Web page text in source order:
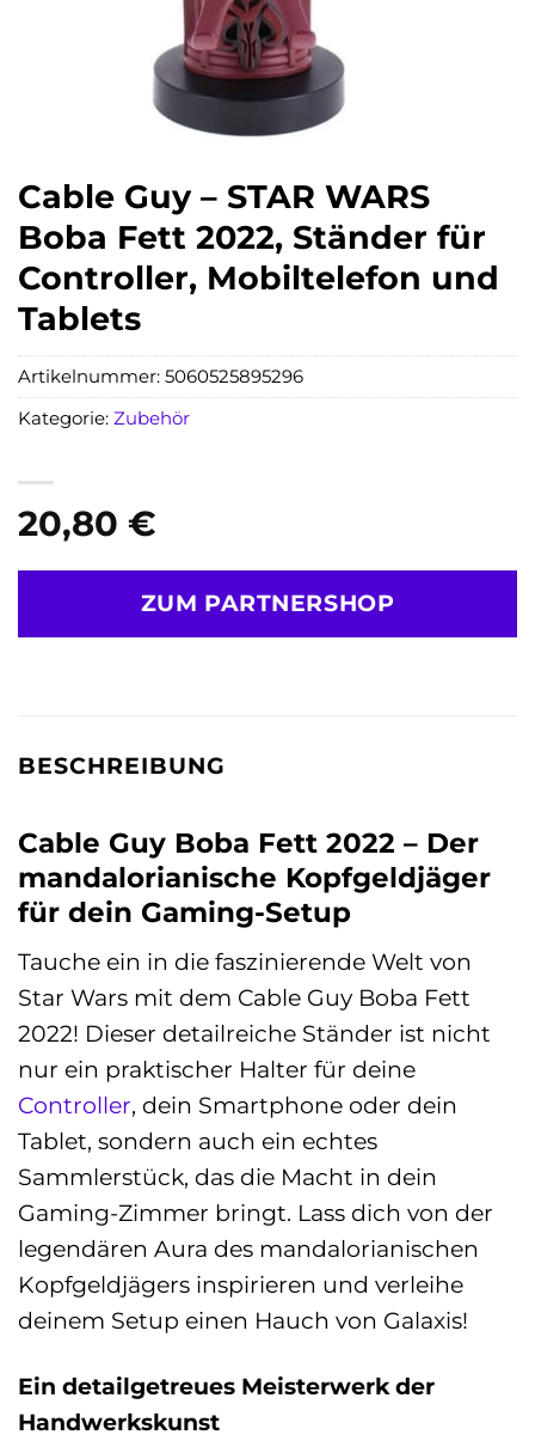
Cable Guy – STAR WARS
Boba Fett 2022, Ständer für
Controller, Mobiltelefon und
Tablets
20,80 €
ZUM PARTNERSHOP
Artikelnummer: 5060525895296
Kategorie: Zubehör
BESCHREIBUNG
Cable Guy Boba Fett 2022 – Der
mandalorianische Kopfgeldjäger
für dein Gaming-Setup
Tauche ein in die faszinierende Welt von
Star Wars mit dem Cable Guy Boba Fett
2022! Dieser detailreiche Ständer ist nicht
nur ein praktischer Halter für deine
Controller, dein Smartphone oder dein
Tablet, sondern auch ein echtes
Sammlerstück, das die Macht in dein
Gaming-Zimmer bringt. Lass dich von der
legendären Aura des mandalorianischen
Kopfgeldjägers inspirieren und verleihe
deinem Setup einen Hauch von Galaxis!
Ein detailgetreues Meisterwerk der
Handwerkskunst